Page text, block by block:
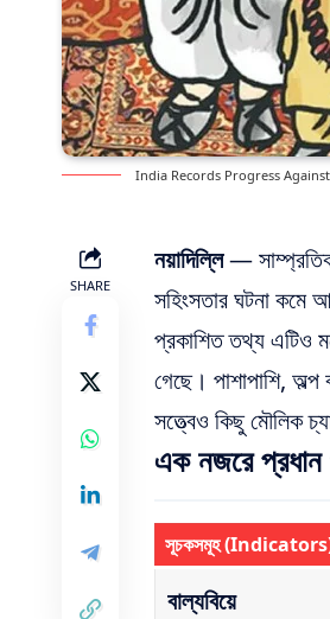
India Records Progress
SHARE
নয়াদিল্লি— সাম্প্রতিক
সহিংসতার ঘটনা কমে
প্রকাশিত তথ্য এটিও
গেছে। পাশাপাশি,
সত্ত্বেও কিছু মৌলিক
এক নজরে প্রধান
সূচকসমূহ
বাল্যবিয়ে